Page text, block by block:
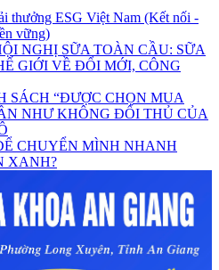
thưởng ESG Việt Nam (Kết nối -
vững)
NGHỊ SỮA TOÀN CẦU: SỮA
GIỚI VỀ ĐỔI MỚI, CÔNG
SÁCH “ĐƯỢC CHỌN MUA
NHƯ KHÔNG ĐỐI THỦ CỦA
CHUYỂN MÌNH NHANH
XANH?